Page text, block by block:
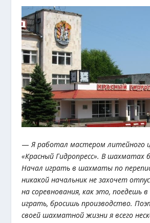
—Я работал мастером литейного
«Красный Гидропресс». В шахматах
Начал играть в шахматы по
никакой начальник не захочет
на соревнования, как это, поедешь
играть, бросишь производство.
своей шахматной жизни я всего